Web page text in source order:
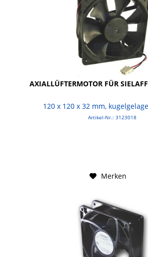
AXIALLÜFTERMOTOR FÜR
120 x 120 x 32 mm,
Artikel-Nr.: 3123018
Merken